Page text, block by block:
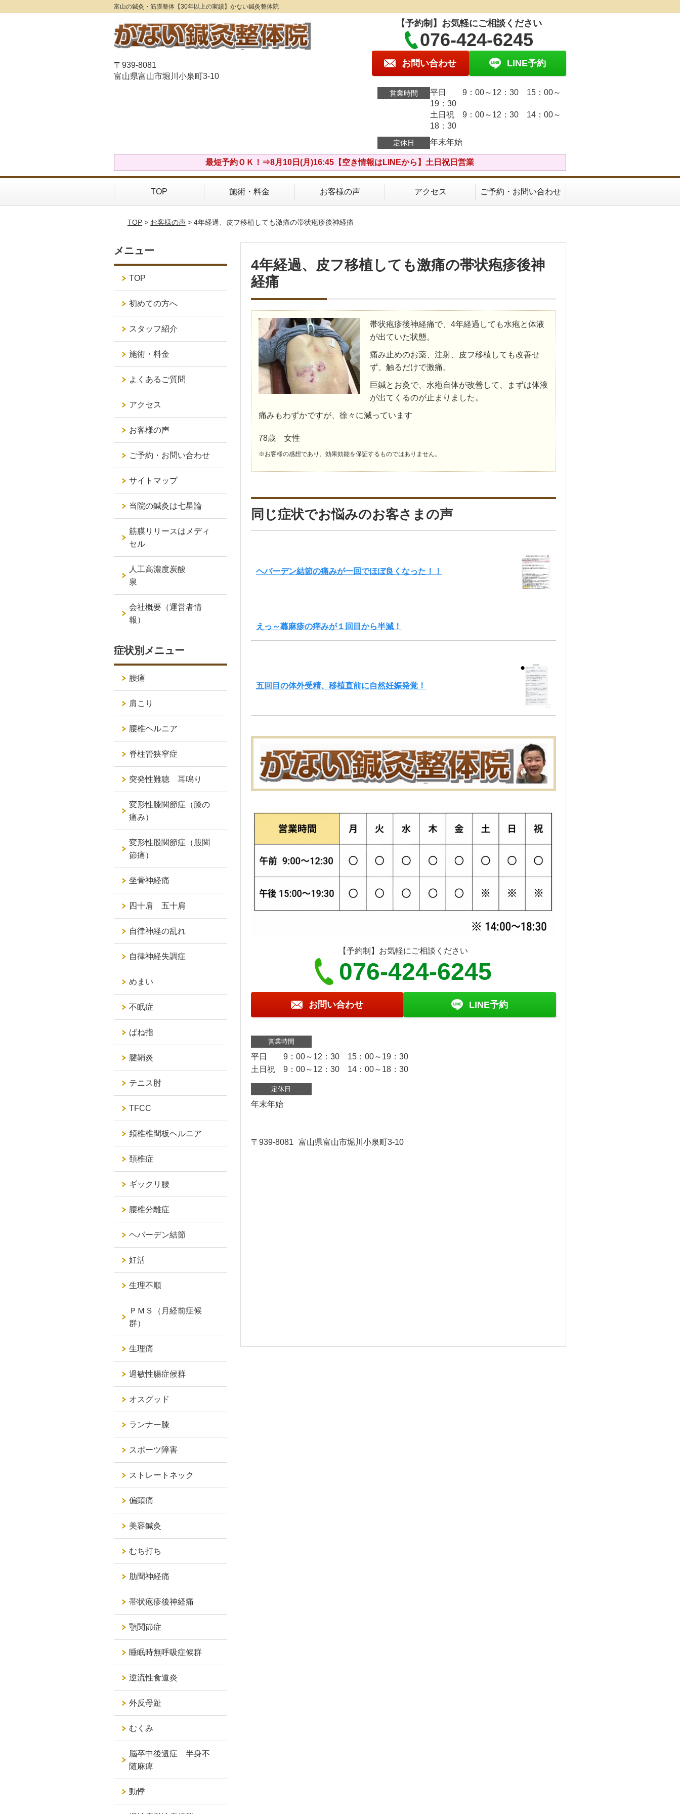
富山の鍼灸・筋膜整体【30年以上の実績】かない鍼灸整体院
〒939-8081
富山県富山市堀川小泉町3-10
【予約制】お気軽にご相談ください
076-424-6245
お問い合わせ LINE予約
営業時間
平日 9：00～12：30 15：00～
19：30
土日祝 9：00～12：30 14：00～
18：30
定休日 年末年始
最短予約ＯＫ！⇒8月10日(月)16:45【空き情報はLINEから】土日祝日営業
TOP 施術・料金 お客様の声 アクセス ご予約・お問い合わせ
TOP> お客様の声> 4年経過、皮フ移植しても激痛の帯状疱疹後神経痛
4年経過、皮フ移植しても激痛の帯状疱疹後神
経痛
帯状疱疹後神経痛で、4年経過しても水疱と体液
が出ていた状態。
痛み止めのお薬、注射、皮フ移植しても改善せ
ず、触るだけで激痛。
巨鍼とお灸で、水疱自体が改善して、まずは体液
が出てくるのが止まりました。
痛みもわずかですが、徐々に減っています
78歳 女性
※お客様の感想であり、効果効能を保証するものではありません。
同じ症状でお悩みのお客さまの声
ヘバーデン結節の痛みが一回でほぼ良くなった！！
えっ～蕁麻疹の痒みが１回目から半減！
五回目の体外受精、移植直前に自然妊娠発覚！
【予約制】お気軽にご相談ください
076-424-6245
お問い合わせ LINE予約
営業時間
平日 9：00～12：30 15：00～19：30
土日祝 9：00～12：30 14：00～18：30
定休日
年末年始
〒939-8081 富山県富山市堀川小泉町3-10
メニュー
TOP
初めての方へ
スタッフ紹介
施術・料金
よくあるご質問
アクセス
お客様の声
ご予約・お問い合わせ
サイトマップ
当院の鍼灸は七星論
筋膜リリースはメディ
セル
人工高濃度炭酸
泉
会社概要（運営者情
報）
症状別メニュー
腰痛
肩こり
腰椎ヘルニア
脊柱管狭窄症
突発性難聴 耳鳴り
変形性膝関節症（膝の
痛み）
変形性股関節症（股関
節痛）
坐骨神経痛
四十肩 五十肩
自律神経の乱れ
自律神経失調症
めまい
不眠症
ばね指
腱鞘炎
テニス肘
TFCC
頚椎椎間板ヘルニア
頚椎症
ギックリ腰
腰椎分離症
ヘバーデン結節
妊活
生理不順
ＰＭＳ（月経前症候
群）
生理痛
過敏性腸症候群
オスグッド
ランナー膝
スポーツ障害
ストレートネック
偏頭痛
美容鍼灸
むち打ち
肋間神経痛
帯状疱疹後神経痛
顎関節症
睡眠時無呼吸症候群
逆流性食道炎
外反母趾
むくみ
脳卒中後遺症 半身不
随麻痺
動悸